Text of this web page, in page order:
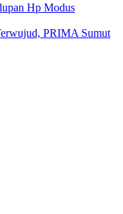
Hp Modus
PRIMA Sumut